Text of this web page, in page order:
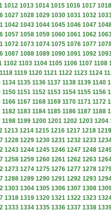
1012 1013 1014 1015 1016 1017 1018
1027 1028 1029 1030 1031 1032
1042 1043 1044 1045 1046 1047
1057 1058 1059 1060 1061 1062
1072 1073 1074 1075 1076 1077
1087 1088 1089 1090 1091 1092
1102 1103 1104 1105 1106 1107 1108
1118 1119 1120 1121 1122 1123 1124
1134 1135 1136 1137 1138 1139 1140
1150 1151 1152 1153 1154 1155 1156
1166 1167 1168 1169 1170 1171 1172
1182 1183 1184 1185 1186 1187 1188
1198 1199 1200 1201 1202 1203 1204
1213 1214 1215 1216 1217 1218 1219
1228 1229 1230 1231 1232 1233
1243 1244 1245 1246 1247 1248
1258 1259 1260 1261 1262 1263
1273 1274 1275 1276 1277 1278
1288 1289 1290 1291 1292 1293
1303 1304 1305 1306 1307 1308
1318 1319 1320 1321 1322 1323
1333 1334 1335 1336 1337 1338